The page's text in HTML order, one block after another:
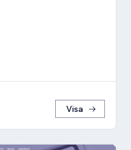
Visa